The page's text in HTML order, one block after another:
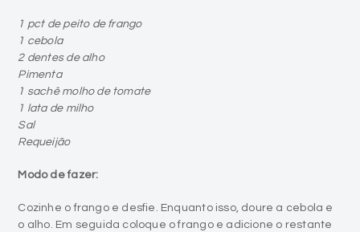
1 pct de peito de frango
1 cebola
2 dentes de alho
Pimenta
1 sachê molho de tomate
1 lata de milho
Sal
Requeijão
Modo de fazer:
Cozinhe o frango e desfie. Enquanto isso, doure a cebola e
o alho. Em seguida coloque o frango e adicione o restante